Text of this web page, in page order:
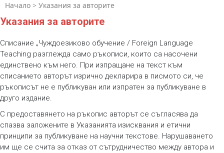
Начало > Указания за авторите
Указания за авторите
Списание „Чуждоезиково обучение / Foreign Language
Teaching разглежда само ръкописи, които са насочени
единствено към него. При изпращане на текст към
списанието авторът изрично декларира в писмото си, че
ръкописът не е публикуван или изпратен за публикуване в
друго издание.
С предоставянето на ръкопис авторът се съгласява да
спазва заложените в Указанията изисквания и етични
принципи за публикуване на научни текстове. Нарушаването
им ще се счита за отказ от сътрудничество между автора и